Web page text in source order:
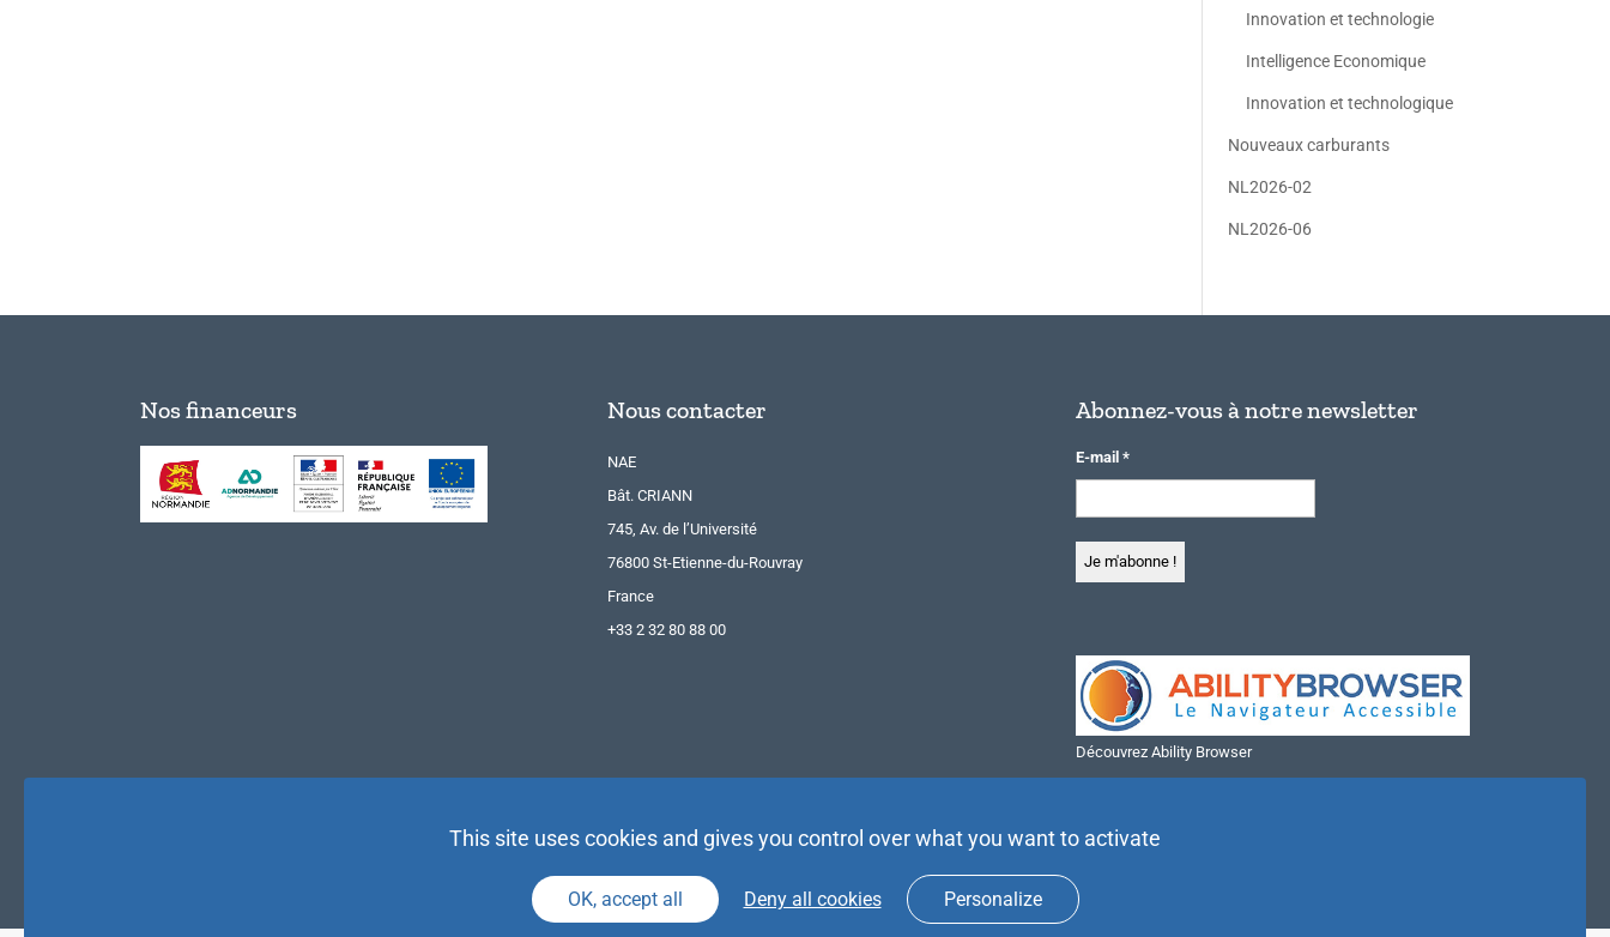
Innovation et technologie
Intelligence Economique
Innovation et technologique
Nouveaux carburants
NL2026-02
NL2026-06
Nos financeurs Nous contacter
NAE
Bât. CRIANN
745, Av. de l’Université
76800 St-Etienne-du-Rouvray
France
+33 2 32 80 88 00
Abonnez-vous à notre newsletter
E-mail *
Découvrez Ability Browser
This site uses cookies and gives you control over what you want to activate
OK, accept all Deny all cookies Personalize